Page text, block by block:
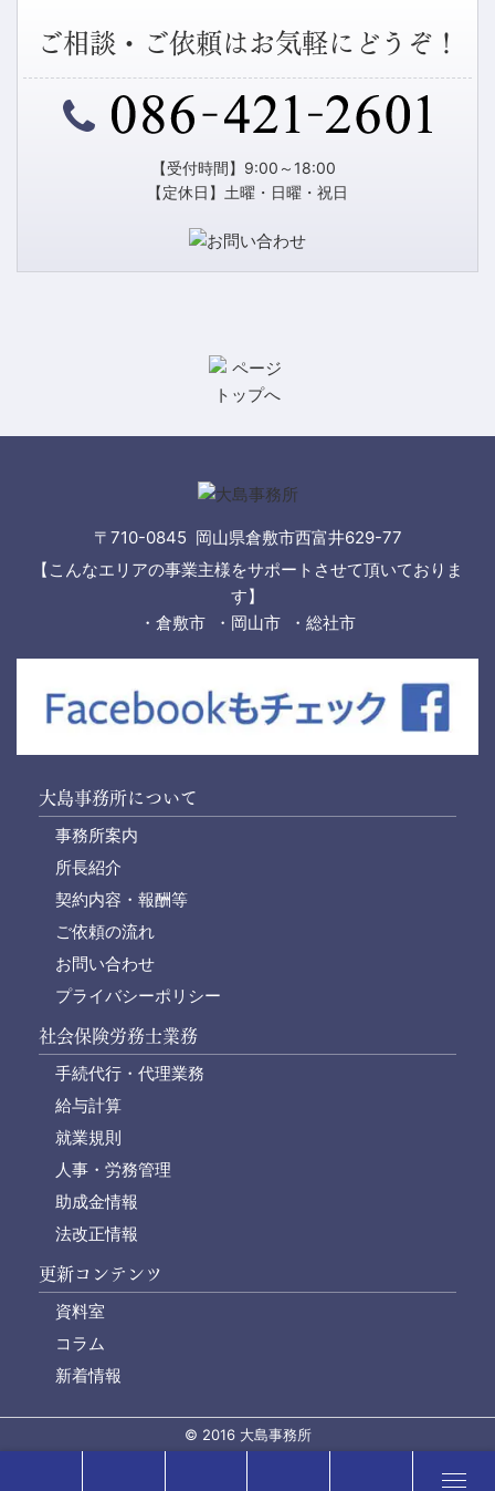
ご相談・ご依頼はお気軽にどうぞ！
【受付時間】9:00～18:00
【定休日】土曜・日曜・祝日
〒710-0845 岡山県倉敷市西富井629-77
【こんなエリアの事業主様をサポートさせて頂いておりま
す】
・倉敷市 ・岡山市 ・総社市
大島事務所について
事務所案内
所長紹介
契約内容・報酬等
ご依頼の流れ
お問い合わせ
プライバシーポリシー
社会保険労務士業務
手続代行・代理業務
給与計算
就業規則
人事・労務管理
助成金情報
法改正情報
更新コンテンツ
資料室
コラム
新着情報
© 2016 大島事務所